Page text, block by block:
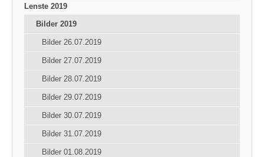
Lenste 2019
Bilder 2019
Bilder 26.07.2019
Bilder 27.07.2019
Bilder 28.07.2019
Bilder 29.07.2019
Bilder 30.07.2019
Bilder 31.07.2019
Bilder 01.08.2019